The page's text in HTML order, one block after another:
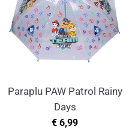
Paraplu PAW Patrol Rainy
Days
Normale
€ 6,99